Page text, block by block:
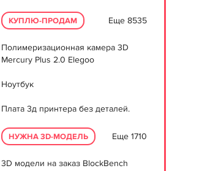
КУПЛЮ-ПРОДАМ Еще 8535
Полимеризационная камера 3D
Mercury Plus 2.0 Elegoo
Ноутбук
Плата 3д принтера без деталей.
НУЖНА 3D-МОДЕЛЬ Еще 1710
3D модели на заказ BlockBench